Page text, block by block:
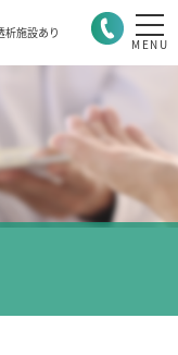
析施設あり
MENU